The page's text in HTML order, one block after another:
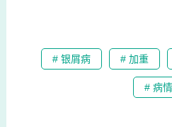
# 银屑病 # 加重
# 病情